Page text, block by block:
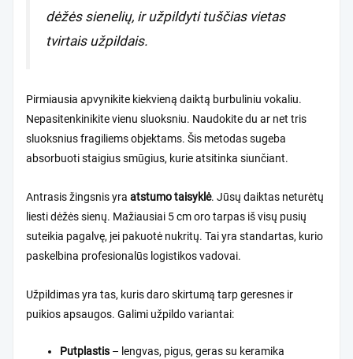
dėžės sienelių, ir užpildyti tuščias vietas
tvirtais užpildais.
Pirmiausia apvynikite kiekvieną daiktą burbuliniu vokaliu.
Nepasitenkinikite vienu sluoksniu. Naudokite du ar net tris
sluoksnius fragiliems objektams. Šis metodas sugeba
absorbuoti staigius smūgius, kurie atsitinka siunčiant.
Antrasis žingsnis yra atstumo taisyklė. Jūsų daiktas neturėtų
liesti dėžės sienų. Mažiausiai 5 cm oro tarpas iš visų pusių
suteikia pagalvę, jei pakuotė nukritų. Tai yra standartas, kurio
paskelbina profesionalūs logistikos vadovai.
Užpildimas yra tas, kuris daro skirtumą tarp geresnes ir
puikios apsaugos. Galimi užpildo variantai:
Putplastis – lengvas, pigus, geras su keramika